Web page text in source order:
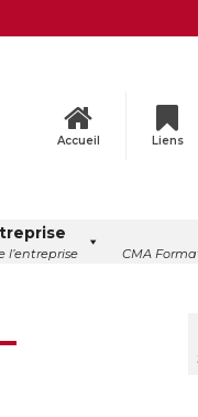
Accueil Liens
l’entreprise CMA